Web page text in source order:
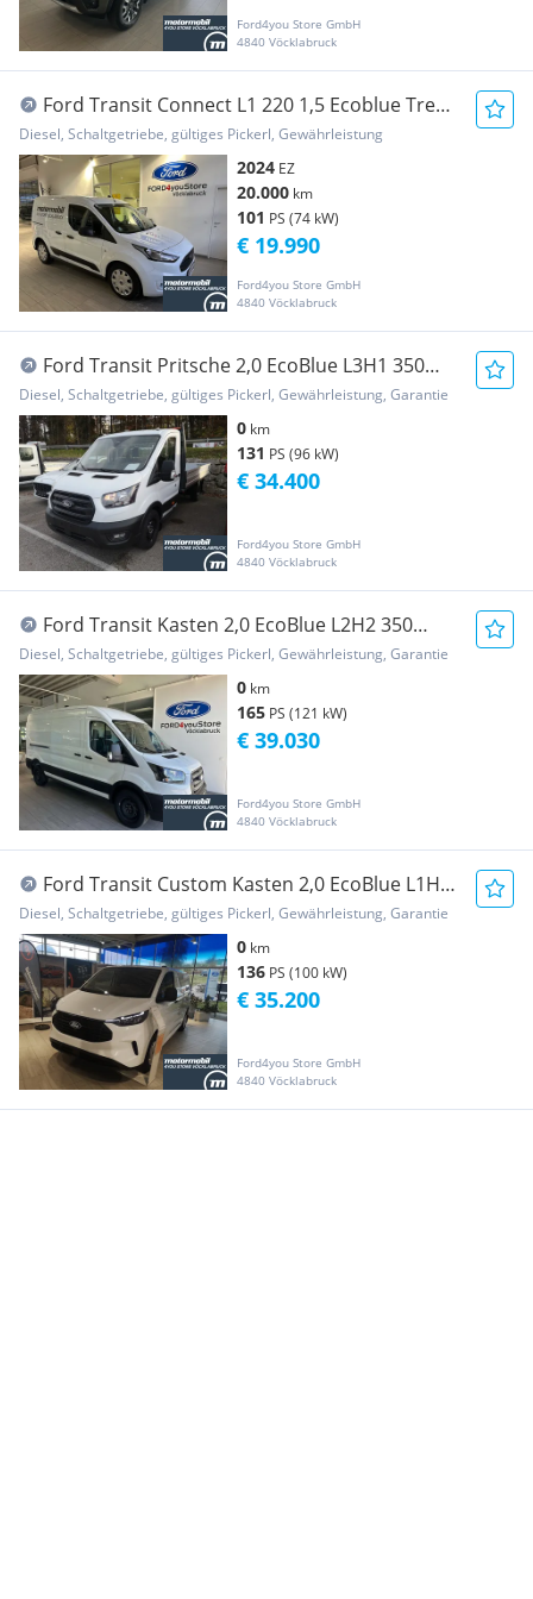
Ford4you Store GmbH
4840 Vöcklabruck
Ford Transit Connect L1 220 1,5 Ecoblue Trend
Transporter / Kastenwagen
Diesel, Schaltgetriebe, gültiges Pickerl, Gewährleistung
2024 EZ
20.000 km
101 PS (74 kW)
Ford4you Store GmbH
4840 Vöcklabruck
€ 19.990
Ford Transit Pritsche 2,0 EcoBlue L3H1 350
Trend Pritsche
Diesel, Schaltgetriebe, gültiges Pickerl, Gewährleistung, Garantie
0 km
131 PS (96 kW)
Ford4you Store GmbH
4840 Vöcklabruck
€ 34.400
Ford Transit Kasten 2,0 EcoBlue L2H2 350
Trend Transporter / Kastenwagen
Diesel, Schaltgetriebe, gültiges Pickerl, Gewährleistung, Garantie
0 km
165 PS (121 kW)
Ford4you Store GmbH
4840 Vöcklabruck
€ 39.030
Ford Transit Custom Kasten 2,0 EcoBlue L1H1
320 Trend Transporter / Kastenwagen
Diesel, Schaltgetriebe, gültiges Pickerl, Gewährleistung, Garantie
0 km
136 PS (100 kW)
Ford4you Store GmbH
4840 Vöcklabruck
€ 35.200